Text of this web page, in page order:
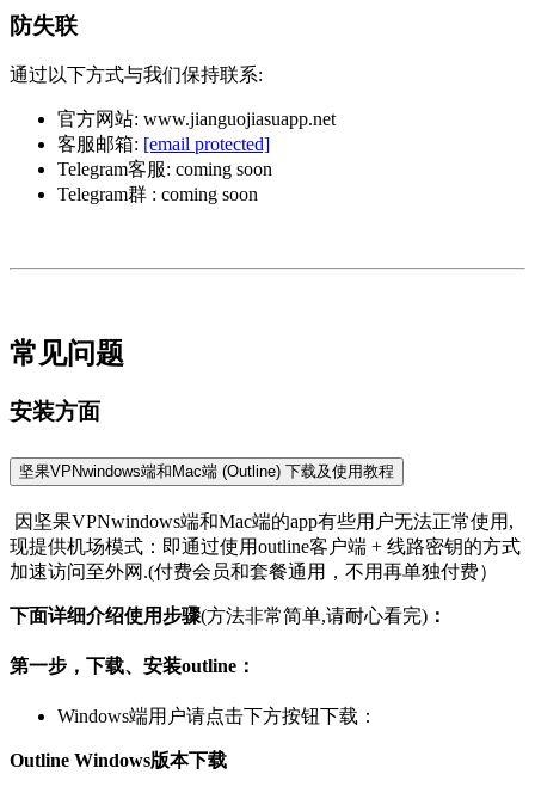
防失联
通过以下方式与我们保持联系:
官方网站: www.jianguojiasuapp.net
客服邮箱: [email protected]
Telegram客服: coming soon
Telegram群 : coming soon
常见问题
安装方面
坚果VPNwindows端和Mac端 (Outline) 下载及使用教程
因坚果VPNwindows端和Mac端的app有些用户无法正常使用,
现提供机场模式：即通过使用outline客户端 + 线路密钥的方式
加速访问至外网.(付费会员和套餐通用，不用再单独付费）
下面详细介绍使用步骤(方法非常简单,请耐心看完) ：
第一步，下载、安装outline：
Windows端用户请点击下方按钮下载：
Outline Windows版本下载